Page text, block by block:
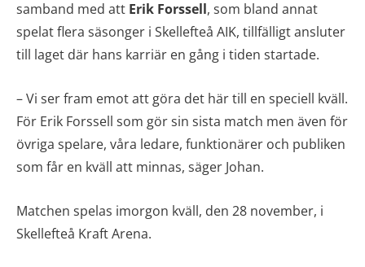
samband med att Erik Forssell, som bland annat
spelat flera säsonger i Skellefteå AIK, tillfälligt ansluter
till laget där hans karriär en gång i tiden startade.
– Vi ser fram emot att göra det här till en speciell kväll.
För Erik Forssell som gör sin sista match men även för
övriga spelare, våra ledare, funktionärer och publiken
som får en kväll att minnas, säger Johan.
Matchen spelas imorgon kväll, den 28 november, i
Skellefteå Kraft Arena.